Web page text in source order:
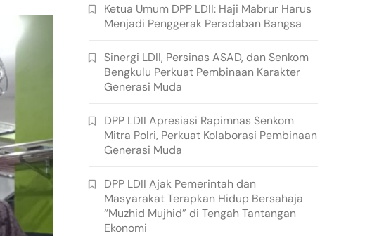
Ketua Umum DPP LDII: Haji Mabrur Harus
Menjadi Penggerak Peradaban Bangsa
Sinergi LDII, Persinas ASAD, dan Senkom
Bengkulu Perkuat Pembinaan Karakter
Generasi Muda
DPP LDII Apresiasi Rapimnas Senkom
Mitra Polri, Perkuat Kolaborasi Pembinaan
Generasi Muda
DPP LDII Ajak Pemerintah dan
Masyarakat Terapkan Hidup Bersahaja
“Muzhid Mujhid” di Tengah Tantangan
Ekonomi